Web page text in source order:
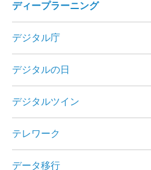
ディープラーニング
デジタル庁
デジタルの日
デジタルツイン
テレワーク
データ移行